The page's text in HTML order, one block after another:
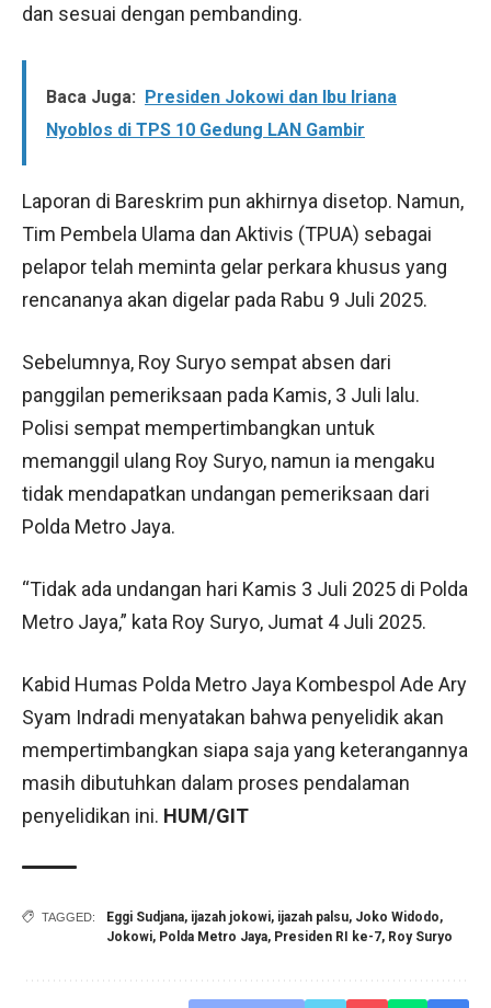
dan sesuai dengan pembanding.
Baca Juga: Presiden Jokowi dan Ibu Iriana
Nyoblos di TPS 10 Gedung LAN Gambir
Laporan di Bareskrim pun akhirnya disetop. Namun,
Tim Pembela Ulama dan Aktivis (TPUA) sebagai
pelapor telah meminta gelar perkara khusus yang
rencananya akan digelar pada Rabu 9 Juli 2025.
Sebelumnya, Roy Suryo sempat absen dari
panggilan pemeriksaan pada Kamis, 3 Juli lalu.
Polisi sempat mempertimbangkan untuk
memanggil ulang Roy Suryo, namun ia mengaku
tidak mendapatkan undangan pemeriksaan dari
Polda Metro Jaya.
“Tidak ada undangan hari Kamis 3 Juli 2025 di Polda
Metro Jaya,” kata Roy Suryo, Jumat 4 Juli 2025.
Kabid Humas Polda Metro Jaya Kombespol Ade Ary
Syam Indradi menyatakan bahwa penyelidik akan
mempertimbangkan siapa saja yang keterangannya
masih dibutuhkan dalam proses pendalaman
penyelidikan ini. HUM/GIT
TAGGED: Eggi Sudjana, ijazah jokowi, ijazah palsu, Joko Widodo,
Jokowi, Polda Metro Jaya, Presiden RI ke-7, Roy Suryo